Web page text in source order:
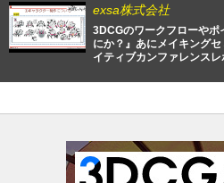
exsa株式会社
3DCGのワークフローや
にか？』あにメイキング
イティブカンファレンスレ